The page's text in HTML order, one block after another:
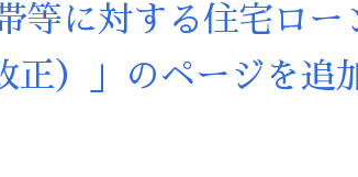
等に対する住宅ロ
正）」のページを追